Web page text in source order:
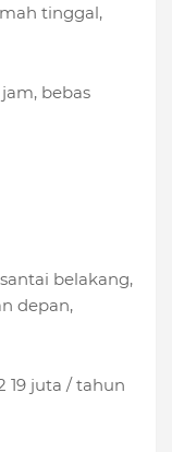
tinggal,
bebas
belakang,
depan,
19 juta / tahun